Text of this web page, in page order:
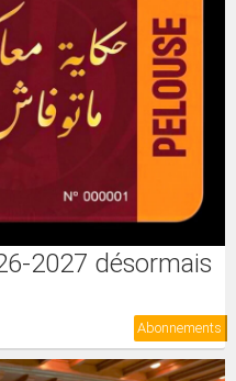
2027 désormais
Abonnements